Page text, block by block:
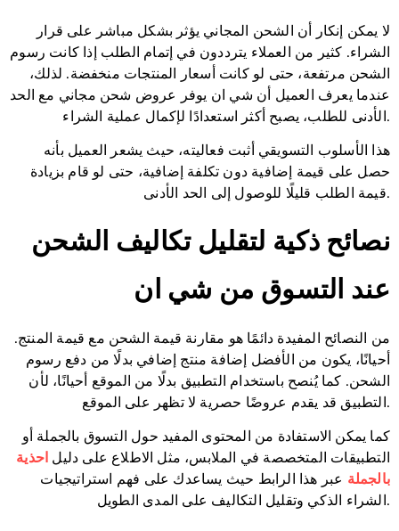
لا يمكن إنكار أن الشحن المجاني يؤثر بشكل مباشر على قرار
الشراء. كثير من العملاء يترددون في إتمام الطلب إذا كانت رسوم
الشحن مرتفعة، حتى لو كانت أسعار المنتجات منخفضة. لذلك،
عندما يعرف العميل أن شي ان يوفر عروض شحن مجاني مع الحد
الأدنى للطلب، يصبح أكثر استعدادًا لإكمال عملية الشراء.
هذا الأسلوب التسويقي أثبت فعاليته، حيث يشعر العميل بأنه
حصل على قيمة إضافية دون تكلفة إضافية، حتى لو قام بزيادة
قيمة الطلب قليلًا للوصول إلى الحد الأدنى.
نصائح ذكية لتقليل تكاليف الشحن
عند التسوق من شي ان
من النصائح المفيدة دائمًا هو مقارنة قيمة الشحن مع قيمة المنتج.
أحيانًا، يكون من الأفضل إضافة منتج إضافي بدلًا من دفع رسوم
الشحن. كما يُنصح باستخدام التطبيق بدلًا من الموقع أحيانًا، لأن
التطبيق قد يقدم عروضًا حصرية لا تظهر على الموقع.
كما يمكن الاستفادة من المحتوى المفيد حول التسوق بالجملة أو
التطبيقات المتخصصة في الملابس، مثل الاطلاع على دليل احذية
بالجملة عبر هذا الرابط حيث يساعدك على فهم استراتيجيات
الشراء الذكي وتقليل التكاليف على المدى الطويل.